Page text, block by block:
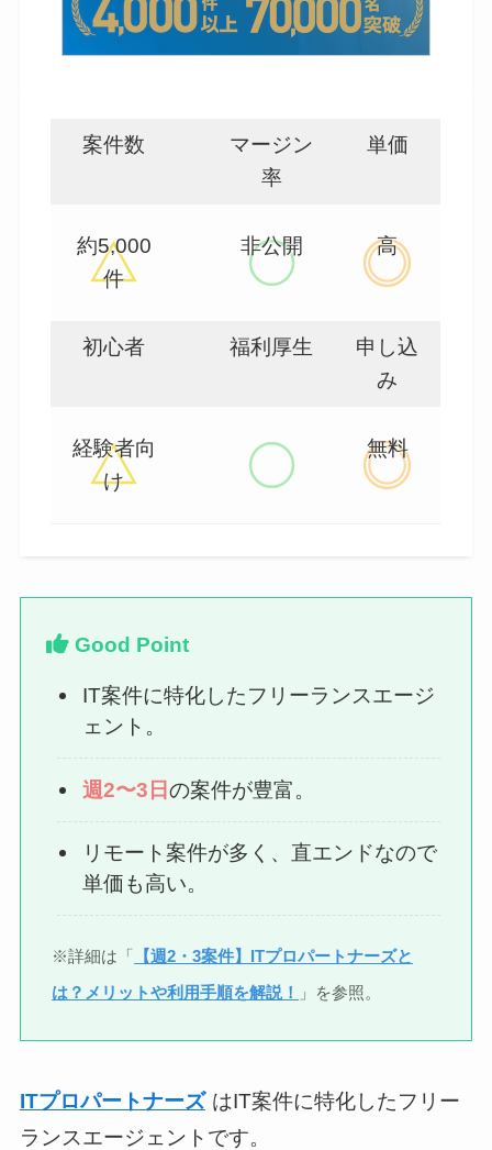
案件数
マージン
率
単価
約5,000
件
非公開 高
初心者 福利厚生
申し込
み
経験者向
け
無料
Good Point
IT案件に特化したフリーランスエージ
ェント。
週2〜3日の案件が豊富。
リモート案件が多く、直エンドなので
単価も高い。
※詳細は「 【週2・3案件】ITプロパートナーズと
は？メリットや利用手順を解説！
」を参照。
ITプロパートナーズ はIT案件に特化したフリー
ランスエージェントです。